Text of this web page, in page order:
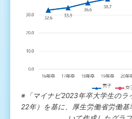
※「マイナビ2023年卒大学生のラ
22年）を基に、厚生労働省労働